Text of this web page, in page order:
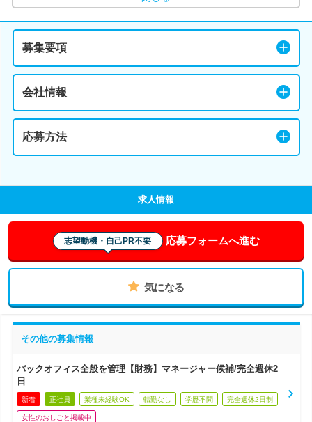
募集要項
会社情報
応募方法
求人情報
志望動機・自己PR不要 応募フォームへ進む
気になる
その他の募集情報
バックオフィス全般を管理【財務】マネージャー候補/完全週休2
日
新着 正社員 業種未経験OK 転勤なし 学歴不問 完全週休2日制
女性のおしごと掲載中